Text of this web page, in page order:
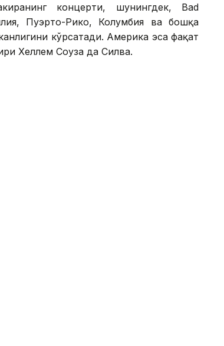
концерти, шунингдек, Bad
Пуэрто-Рико, Колумбия ва бошқа
кўрсатади. Америка эса фақат
Хеллем Соуза да Силва.